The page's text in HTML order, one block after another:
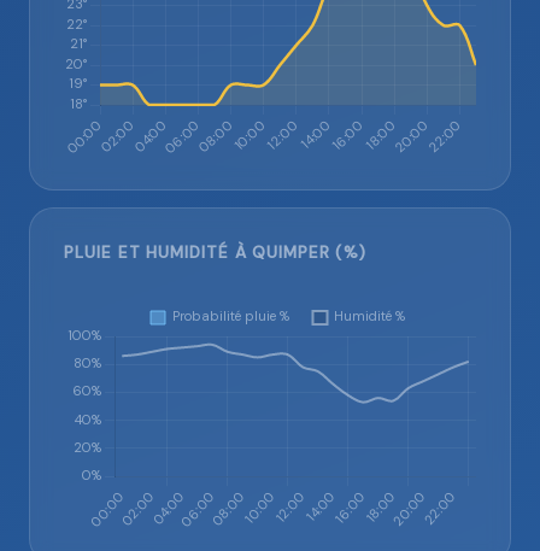
PLUIE ET HUMIDITÉ À QUIMPER (%)